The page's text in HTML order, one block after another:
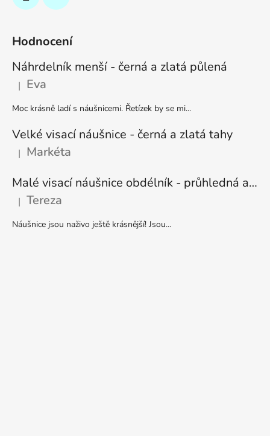
Hodnocení
Náhrdelník menší - černá a zlatá půlená
Hodnocení produktu je 5 z 5 hvězdiček.
| Eva
Moc krásně ladí s náušnicemi. Řetízek by se mi...
Velké visací náušnice - černá a zlatá tahy
Hodnocení produktu je 5 z 5 hvězdiček.
| Markéta
Malé visací náušnice obdélník - průhledná a stříbrná
Hodnocení produktu je 5 z 5 hvězdiček.
| Tereza
Náušnice jsou naživo ještě krásnější! Jsou...